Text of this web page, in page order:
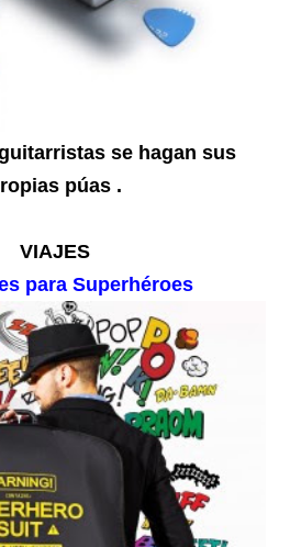
se hagan sus
púas .
VIAJES
para Superhéroes